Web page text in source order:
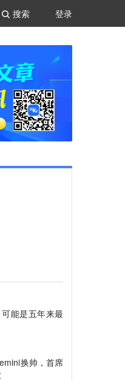
登录
搜索
能是五年来最
换帅，首席